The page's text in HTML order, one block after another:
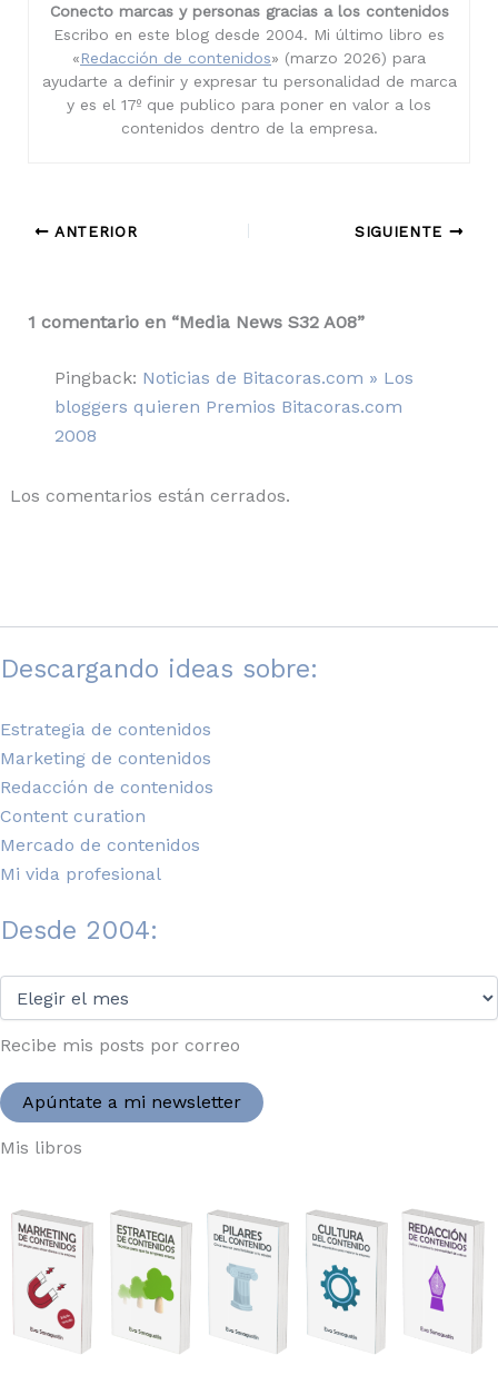
Conecto marcas y personas gracias a los contenidos
Escribo en este blog desde 2004. Mi último libro es
«Redacción de contenidos» (marzo 2026) para
ayudarte a definir y expresar tu personalidad de marca
y es el 17º que publico para poner en valor a los
contenidos dentro de la empresa.
ANTERIOR SIGUIENTE
1 comentario en “Media News S32 A08”
Pingback: Noticias de Bitacoras.com » Los
bloggers quieren Premios Bitacoras.com
2008
Los comentarios están cerrados.
Descargando ideas sobre:
Estrategia de contenidos
Marketing de contenidos
Redacción de contenidos
Content curation
Mercado de contenidos
Mi vida profesional
Desde 2004:
2004:
Recibe mis posts por correo
Apúntate a mi newsletter
Mis libros